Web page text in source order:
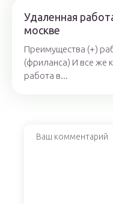
Удаленная
москве
Преимущества (+)
(фриланса) И все же
работа в...